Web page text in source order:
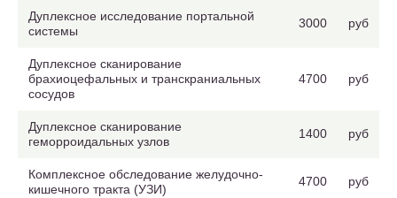
Дуплексное исследование портальной
системы
3000 руб
Дуплексное сканирование
брахиоцефальных и транскраниальных
сосудов
4700 руб
Дуплексное сканирование
геморроидальных узлов
1400 руб
Комплексное обследование желудочно-
кишечного тракта (УЗИ)
4700 руб